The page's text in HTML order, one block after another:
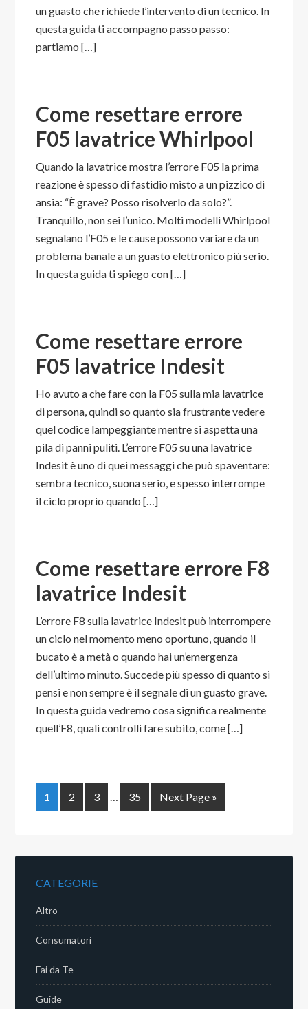
un guasto che richiede l’intervento di un tecnico. In
questa guida ti accompagno passo passo:
partiamo […]
Come resettare errore
F05 lavatrice Whirlpool​
Quando la lavatrice mostra l’errore F05 la prima
reazione è spesso di fastidio misto a un pizzico di
ansia: “È grave? Posso risolverlo da solo?”.
Tranquillo, non sei l’unico. Molti modelli Whirlpool
segnalano l’F05 e le cause possono variare da un
problema banale a un guasto elettronico più serio.
In questa guida ti spiego con […]
Come resettare errore
F05 lavatrice Indesit​
Ho avuto a che fare con la F05 sulla mia lavatrice
di persona, quindi so quanto sia frustrante vedere
quel codice lampeggiante mentre si aspetta una
pila di panni puliti. L’errore F05 su una lavatrice
Indesit è uno di quei messaggi che può spaventare:
sembra tecnico, suona serio, e spesso interrompe
il ciclo proprio quando […]
Come resettare errore F8
lavatrice Indesit​
L’errore F8 sulla lavatrice Indesit può interrompere
un ciclo nel momento meno oportuno, quando il
bucato è a metà o quando hai un’emergenza
dell’ultimo minuto. Succede più spesso di quanto si
pensi e non sempre è il segnale di un guasto grave.
In questa guida vedremo cosa significa realmente
quell’F8, quali controlli fare subito, come […]
1 2 3 … 35 Next Page »
CATEGORIE
Altro
Consumatori
Fai da Te
Guide